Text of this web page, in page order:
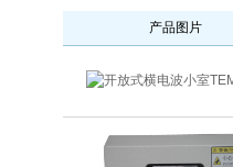
产品图片